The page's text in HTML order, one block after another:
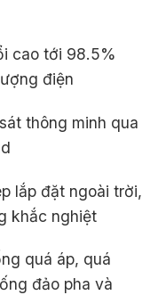
cao tới 98.5%
điện
thông minh qua
lắp đặt ngoài trời,
khắc nghiệt
quá áp, quá
đảo pha và